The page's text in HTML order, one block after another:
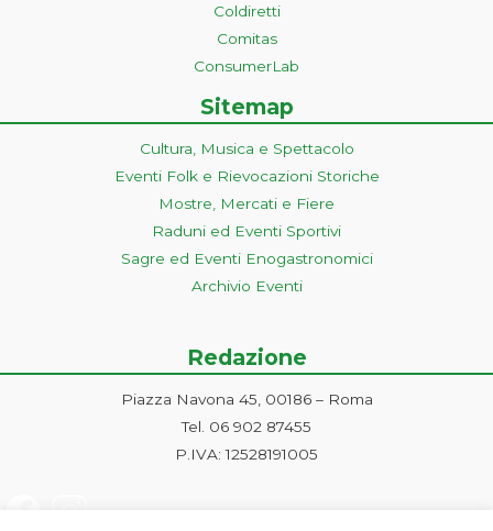
Coldiretti
Comitas
ConsumerLab
Sitemap
Cultura, Musica e Spettacolo
Eventi Folk e Rievocazioni Storiche
Mostre, Mercati e Fiere
Raduni ed Eventi Sportivi
Sagre ed Eventi Enogastronomici
Archivio Eventi
Redazione
Piazza Navona 45, 00186 – Roma
Tel. 06 902 87455
P.IVA: 12528191005